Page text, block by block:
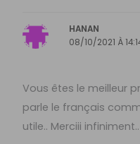
HANAN
08/10/2021 À
Vous êtes le meilleur
parle le français
utile.. Merciii infiniment..